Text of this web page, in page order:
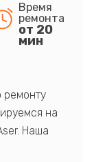
Время
ремонта
от 20
мин
ремонту
на
Наша